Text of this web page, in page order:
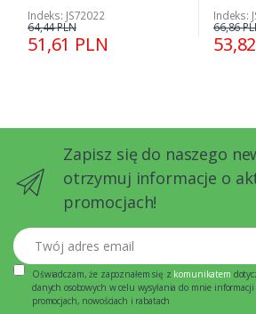
Indeks: JS72022
51,61 PLN
64,44 PLN
Indeks:
66,86
Zapisz się do naszego
otrzymuj informacje o
promocjach!
Twój adres email
Oświadczam, że zapoznałem się z komunikatem
danych osobowych w celu wysyłania do mnie
promocjach, nowościach i rabatach